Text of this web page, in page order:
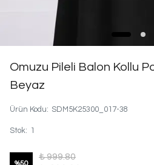
Omuzu Pileli Balon Kollu
Beyaz
Ürün Kodu: SDM5K25300_017-38
Stok: 1
₺ 999.80